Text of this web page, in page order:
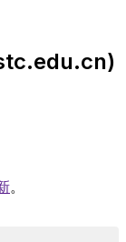
)
。